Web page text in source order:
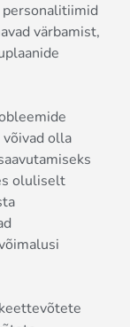
värbamist,
olla
oluliselt